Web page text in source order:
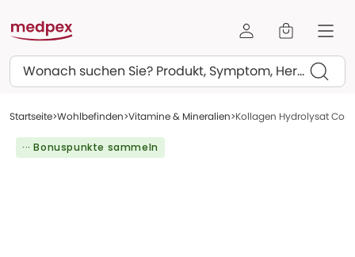
Suchen
Startseite Wohlbefinden Vitamine & Mineralien Kollagen Hydrolysat
··· Bonuspunkte sammeln